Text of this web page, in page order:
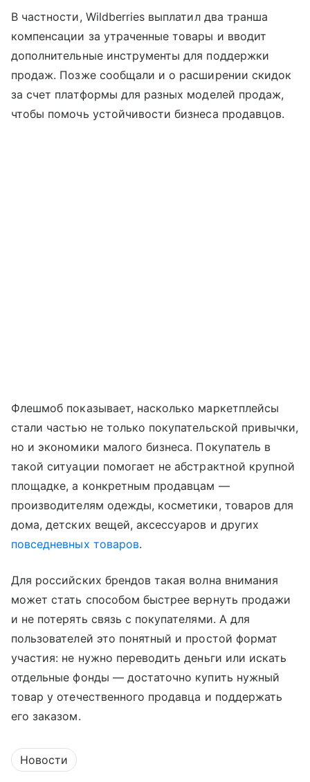
В частности, Wildberries выплатил два транша
компенсации за утраченные товары и вводит
дополнительные инструменты для поддержки
продаж. Позже сообщали и о расширении скидок
за счет платформы для разных моделей продаж,
чтобы помочь устойчивости бизнеса продавцов.
Флешмоб показывает, насколько маркетплейсы
стали частью не только покупательской привычки,
но и экономики малого бизнеса. Покупатель в
такой ситуации помогает не абстрактной крупной
площадке, а конкретным продавцам —
производителям одежды, косметики, товаров для
дома, детских вещей, аксессуаров и других
повседневных товаров.
Для российских брендов такая волна внимания
может стать способом быстрее вернуть продажи
и не потерять связь с покупателями. А для
пользователей это понятный и простой формат
участия: не нужно переводить деньги или искать
отдельные фонды — достаточно купить нужный
товар у отечественного продавца и поддержать
его заказом.
Новости